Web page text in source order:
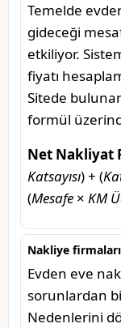
Temelde
gideceği
etkiliyor.
fiyatı
Sitede
formül
Net Nakliyat
Katsayısı) + (
(Mesafe × KM
Nakliye
Evden eve
sorunlardan
Nedenlerini